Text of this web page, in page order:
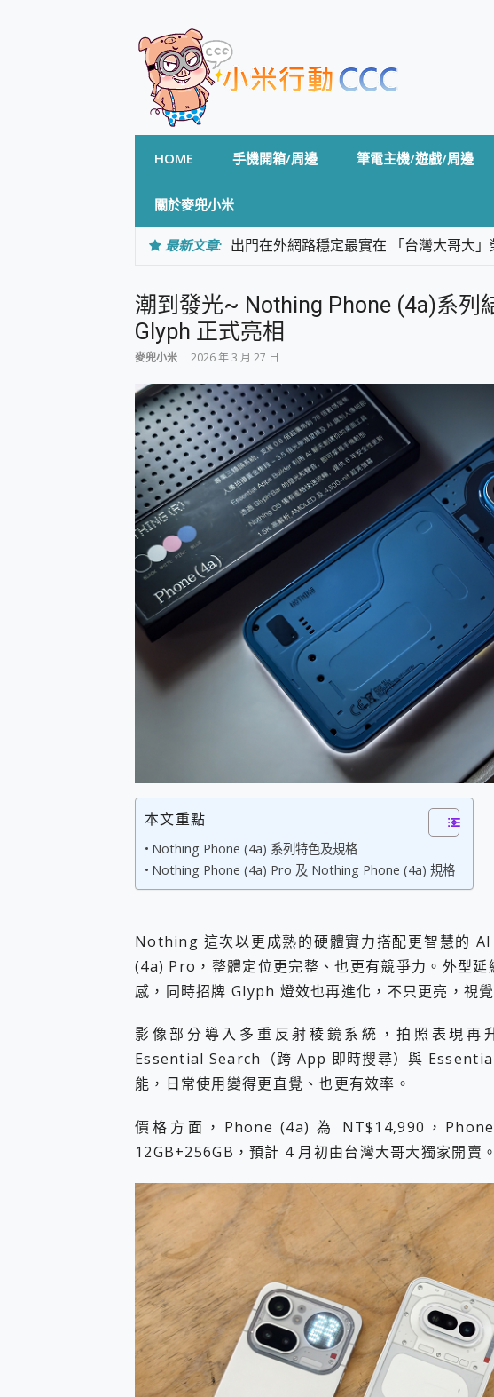
HOME 手機開箱/周邊 筆電主機/遊戲/周邊
關於麥兜小米
最新文章: 出門在外網路穩定最實在 「台灣大哥大
專為 PC上的 XBOX和掌機設計的
台灣製攝影機在這裡，100%全無線設計
測
電力超超超持久 MSI 微星 Prestige 14
超懂拍、耐用 AI 街拍機~ realme 16 Pro
防窺黑科技 Galaxy S26 Ultra系列保護貼
AI 支付 一錶搞定大小事 Xiaomi Watch 5 開
超驚艷 讓人一眼就愛上 LENOVO 聯想
美到讓人超想擁有 moto pad 60 系列 與
好用的 EaseUS Partition Master 讓您輕
一鍵修復模糊影片、舊照的 AI 好幫手!
小朋友才做選擇 投影機 RGB藍牙音響
式生活新體驗
外型超吸晴~ 給您絕佳操控體驗
開箱~變身「蜘蛛人」椅子軍師！MSI
iPhone 17 系列 有認證的防護來囉！
DJI Osmo Pocket 3 爽爽帶回家 歡慶
小巧好吸不擋鏡頭 有Qi2認證的 ONPRO
會走動的冷暖氣 SONY REON POCKET
寶可夢飛人外掛iToolab AnyGo全新升級
百倍變焦實測~ vivo X200 Pro 與 S25
超好用的 PLAUD NotePin AI 智慧錄音
COMPUTEX 2025 來囉！AGI亞奇雷 AI
自帶線的 有線無線都能充 ONPRO
飛利浦 JS7310 ⚡【電急便｜行動儲能
是螢幕也是電視! 一機超多用途「MSI微
您的專屬AI 助手 Yoga Slim 7 Aura Edition
realme 14 Pro 超硬軍規、冰感變色實測
iPhone、Apple Watch、AirPods耳機 三
動靜皆宜「HUAWEI FreeArc」開放式耳
好玩好拍 vivo V50 ~ 口袋裡的 Zeiss 潮流
B&O 精品級音響! Home+ 中嘉寬頻
2億 APO蔡司長焦神機降臨~ vivo X200
EaseUS Vocal Remover 免費線上去聲器
3 個超值 MHN 飛人工具分享~~ iToolab
Locawhere AnyTo 寶可夢飛人 AnyTo 不出
小體積 40000mAh 超大容量 一次充5個設
97.3% 恢復率，資料救援就是這麼簡單
磁碟系統大風吹 有了 磁碟管理程式
Xiaomi 14 Ultra 開箱 評測~ 有深度的
vivo TWS 3e 真無線藍牙耳機智慧降噪升
MSI Claw 掌機專屬配件包 來囉 完美保護
人像旗艦 vivo V30 系列 開箱 評測! 首搭
多個願望一次滿足 超強散熱 微星 MSI
一吸完美對位 擁有超強吸力與超好用的
Motorola edge 70 pro 及 moto g37
近八千元的 Soundcore Liberty 5 Pro
ASUS Pad 全面應援 Me Time，加碼愛
榮耀 HONOR 600 Pro x MOLLY Limited
潮到發光~ Nothing Phone (4a)系列
Glyph 正式亮相
麥兜小米 2026 年 3 月 27 日
本文重點
Nothing Phone (4a) 系列特色及規格
Nothing Phone (4a) Pro 及 Nothing Phone (4a) 規格
Nothing 這次以更成熟的硬體實力搭配更智慧的
(4a) Pro，整體定位更完整、也更有競爭力。外型
感，同時招牌 Glyph 燈效也再進化，不只更亮，視
影像部分導入多重反射稜鏡系統，拍照表現
Essential Search（跨 App 即時搜尋）與
能，日常使用變得更直覺、也更有效率。
價格方面，Phone (4a) 為 NT$14,990，
12GB+256GB，預計 4 月初由台灣大哥大獨家開賣。